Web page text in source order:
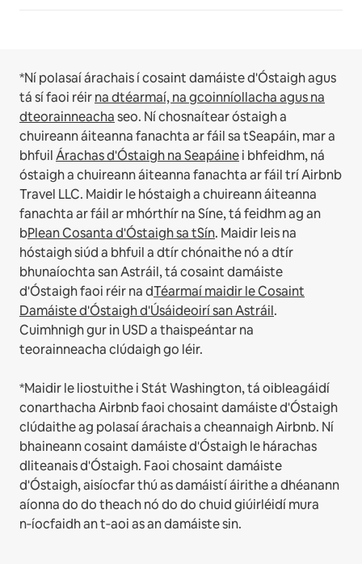
*Ní polasaí árachais í cosaint damáiste d'Óstaigh agus
tá sí faoi réirna dtéarmaí, na gcoinníollacha agus na
dteorainneachaseo. Ní chosnaítear óstaigh a
chuireann áiteanna fanachta ar fáil sa tSeapáin, mar a
bhfuilÁrachas d'Óstaigh na Seapáinei bhfeidhm, ná
óstaigh a chuireann áiteanna fanachta ar fáil trí Airbnb
Travel LLC. Maidir le hóstaigh a chuireann áiteanna
fanachta ar fáil ar mhórthír na Síne, tá feidhm ag an
bPlean Cosanta d'Óstaigh sa tSín. Maidir leis na
hóstaigh siúd a bhfuil a dtír chónaithe nó a dtír
bhunaíochta san Astráil, tá cosaint damáiste
d'Óstaigh faoi réir na dTéarmaí maidir le Cosaint
Damáiste d'Óstaigh d'Úsáideoirí san Astráil.
Cuimhnigh gur in USD a thaispeántar na
teorainneacha clúdaigh go léir.
*Maidir le liostuithe i Stát Washington, tá oibleagáidí
conarthacha Airbnb faoi chosaint damáiste d'Óstaigh
clúdaithe ag polasaí árachais a cheannaigh Airbnb. Ní
bhaineann cosaint damáiste d'Óstaigh le hárachas
dliteanais d'Óstaigh. Faoi chosaint damáiste
d'Óstaigh, aisíocfar thú as damáistí áirithe a dhéanann
aíonna do do theach nó do do chuid giúirléidí mura
n‑íocfaidh an t‑aoi as an damáiste sin.